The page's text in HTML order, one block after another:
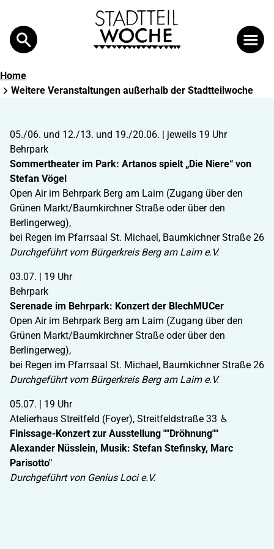
Search
Home
Weitere Veranstaltungen außerhalb der Stadtteilwoche
05./06. und 12./13. und 19./20.06. | jeweils 19 Uhr
Behrpark
Sommertheater im Park: Artanos spielt „Die Niere“ von
Stefan Vögel
Open Air im Behrpark Berg am Laim (Zugang über den
Grünen Markt/Baumkirchner Straße oder über den
Berlingerweg),
bei Regen im Pfarrsaal St. Michael, Baumkichner Straße 26
Durchgeführt vom Bürgerkreis Berg am Laim e.V.
03.07. | 19 Uhr
Behrpark
Serenade im Behrpark: Konzert der BlechMUCer
Open Air im Behrpark Berg am Laim (Zugang über den
Grünen Markt/Baumkirchner Straße oder über den
Berlingerweg),
bei Regen im Pfarrsaal St. Michael, Baumkichner Straße 26
Durchgeführt vom Bürgerkreis Berg am Laim e.V.
05.07. | 19 Uhr
Atelierhaus Streitfeld (Foyer), Streitfeldstraße 33 ♿
Finissage-Konzert zur Ausstellung ""Dröhnung""
Alexander Nüsslein, Musik: Stefan Stefinsky, Marc
Parisotto"
Durchgeführt von Genius Loci e.V.